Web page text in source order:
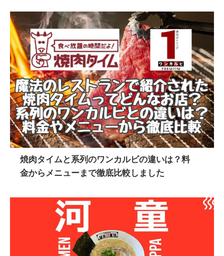
焼肉タイムと系列のワンカルビの違いは？料
金からメニューまで徹底比較しました